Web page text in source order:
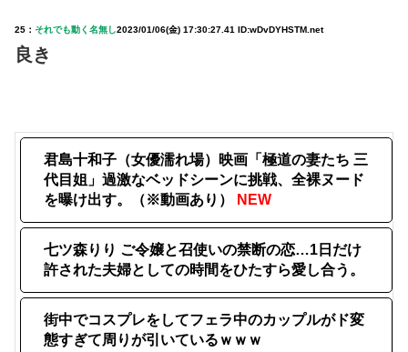
25： それでも動く名無し2023/01/06(金) 17:30:27.41 ID:wDvDYHSTM.net
良き
君島十和子（女優濡れ場）映画「極道の妻たち 三
代目姐」過激なベッドシーンに挑戦、全裸ヌード
を曝け出す。（※動画あり）
NEW
七ツ森りり ご令嬢と召使いの禁断の恋…1日だけ
許された夫婦としての時間をひたすら愛し合う。
街中でコスプレをしてフェラ中のカップルがド変
態すぎて周りが引いているｗｗｗ